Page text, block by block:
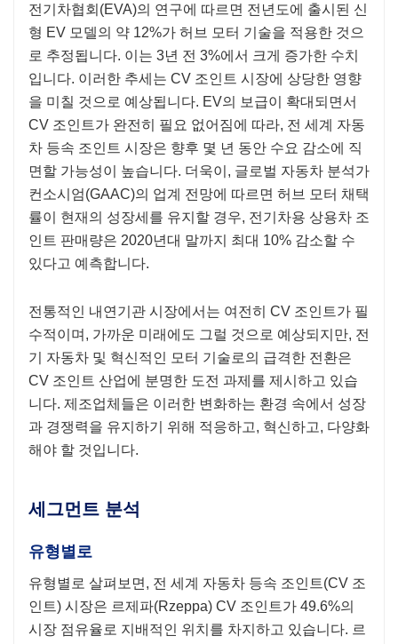
전기차협회(EVA)의 연구에 따르면 전년도에 출시된 신
형 EV 모델의 약 12%가 허브 모터 기술을 적용한 것으
로 추정됩니다. 이는 3년 전 3%에서 크게 증가한 수치
입니다. 이러한 추세는 CV 조인트 시장에 상당한 영향
을 미칠 것으로 예상됩니다. EV의 보급이 확대되면서
CV 조인트가 완전히 필요 없어짐에 따라, 전 세계 자동
차 등속 조인트 시장은 향후 몇 년 동안 수요 감소에 직
면할 가능성이 높습니다. 더욱이, 글로벌 자동차 분석가
컨소시엄(GAAC)의 업계 전망에 따르면 허브 모터 채택
률이 현재의 성장세를 유지할 경우, 전기차용 상용차 조
인트 판매량은 2020년대 말까지 최대 10% 감소할 수
있다고 예측합니다.
전통적인 내연기관 시장에서는 여전히 CV 조인트가 필
수적이며, 가까운 미래에도 그럴 것으로 예상되지만, 전
기 자동차 및 혁신적인 모터 기술로의 급격한 전환은
CV 조인트 산업에 분명한 도전 과제를 제시하고 있습
니다. 제조업체들은 이러한 변화하는 환경 속에서 성장
과 경쟁력을 유지하기 위해 적응하고, 혁신하고, 다양화
해야 할 것입니다.
세그먼트 분석
유형별로
유형별로 살펴보면, 전 세계 자동차 등속 조인트(CV 조
인트) 시장은 르제파(Rzeppa) CV 조인트가 49.6%의
시장 점유율로 지배적인 위치를 차지하고 있습니다. 르